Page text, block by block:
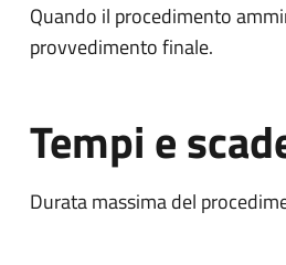
Quando il procedimento
provvedimento finale.
Tempi e
Durata massima del